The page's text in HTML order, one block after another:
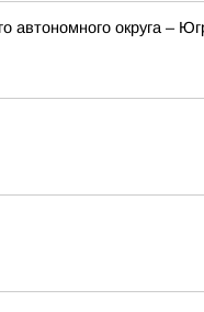
автономного округа –